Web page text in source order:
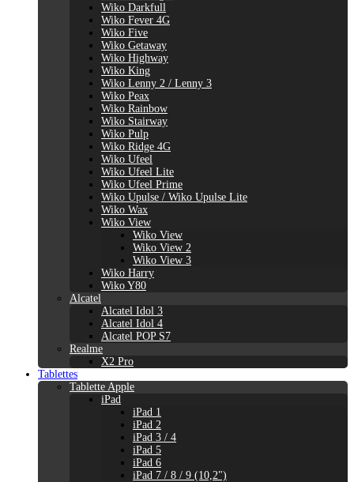
Wiko Darkfull
Wiko Fever 4G
Wiko Five
Wiko Getaway
Wiko Highway
Wiko King
Wiko Lenny 2 / Lenny 3
Wiko Peax
Wiko Rainbow
Wiko Stairway
Wiko Pulp
Wiko Ridge 4G
Wiko Ufeel
Wiko Ufeel Lite
Wiko Ufeel Prime
Wiko Upulse / Wiko Upulse Lite
Wiko Wax
Wiko View
Wiko View
Wiko View 2
Wiko View 3
Wiko Harry
Wiko Y80
Alcatel
Alcatel Idol 3
Alcatel Idol 4
Alcatel POP S7
Realme
X2 Pro
Tablettes
Tablette Apple
iPad
iPad 1
iPad 2
iPad 3 / 4
iPad 5
iPad 6
iPad 7 / 8 / 9 (10,2")